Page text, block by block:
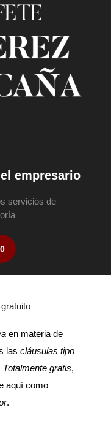
empresario
servicios de
en materia de
las cláusulas tipo
Totalmente gratis,
aquí como
.